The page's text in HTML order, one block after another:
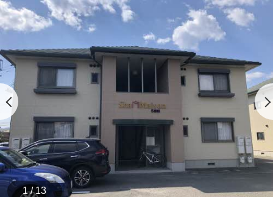
1 / 13